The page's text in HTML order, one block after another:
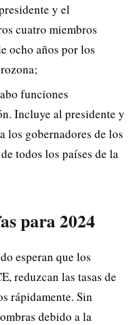
y el
cuatro miembros
ocho años por los
funciones
Incluye al presidente y
los gobernadores de los
todos los países de la
para 2024
esperan que los
reduzcan las tasas de
rápidamente. Sin
debido a la